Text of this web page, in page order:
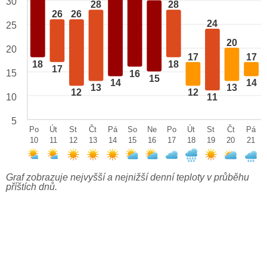
18
26
17
26
12
28
13 14
16 15
28
18
17
12
24
11
20
13
17
14
25
20
15
10
5
Po
10
Út
11
St
12
Čt
13
Pá
14
So
15
Ne
16
Po
17
Út
18
St
19
Čt
20
Pá
21
Graf zobrazuje nejvyšší a nejnižší denní teploty v průběhu
příštích dnů.